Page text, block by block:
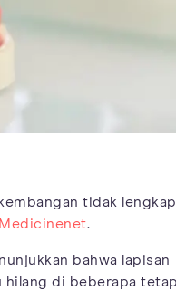
tidak lengkap
Medicinenet.
bahwa lapisan
hilang di beberapa